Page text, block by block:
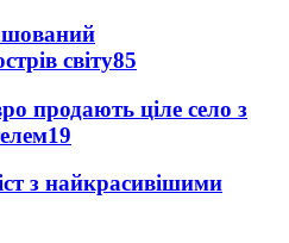
світу85
продають ціле село з
19
з найкрасивішими